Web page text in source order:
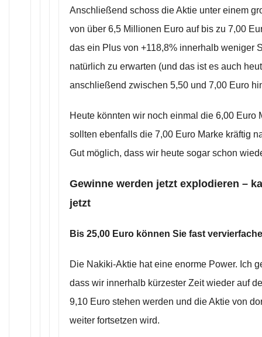
Anschließend schoss die Aktie unter einem
von über 6,5 Millionen Euro auf bis zu 7,00
das ein Plus von +118,8% innerhalb weniger
natürlich zu erwarten (und das ist es auch
anschließend zwischen 5,50 und 7,00 Euro
Heute könnten wir noch einmal die 6,00 Euro
sollten ebenfalls die 7,00 Euro Marke kräftig
Gut möglich, dass wir heute sogar schon
Gewinne werden jetzt explodieren –
jetzt
Bis 25,00 Euro können Sie fast
Die Nakiki-Aktie hat eine enorme Power. Ich
dass wir innerhalb kürzester Zeit wieder auf
9,10 Euro stehen werden und die Aktie von
weiter fortsetzen wird.